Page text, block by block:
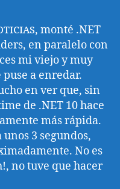
, monté .NET
en paralelo con
mi viejo y muy
a enredar.
en ver que, sin
de .NET 10 hace
más rápida.
3 segundos,
No es
no tuve que hacer